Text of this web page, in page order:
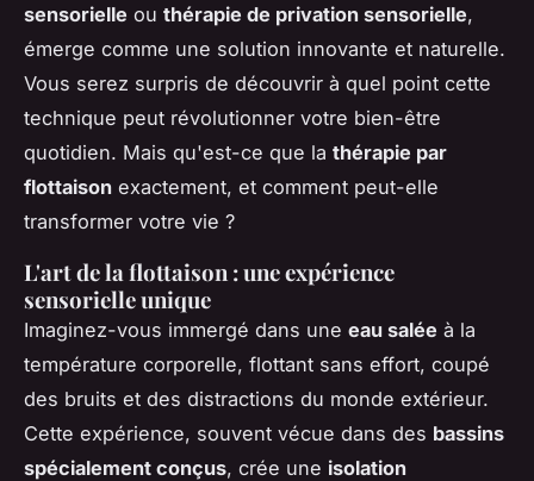
sensorielle ou thérapie de privation sensorielle,
émerge comme une solution innovante et naturelle.
Vous serez surpris de découvrir à quel point cette
technique peut révolutionner votre bien-être
quotidien. Mais qu'est-ce que la thérapie par
flottaison exactement, et comment peut-elle
transformer votre vie ?
L'art de la flottaison : une expérience
sensorielle unique
Imaginez-vous immergé dans une eau salée à la
température corporelle, flottant sans effort, coupé
des bruits et des distractions du monde extérieur.
Cette expérience, souvent vécue dans des bassins
spécialement conçus, crée une isolation